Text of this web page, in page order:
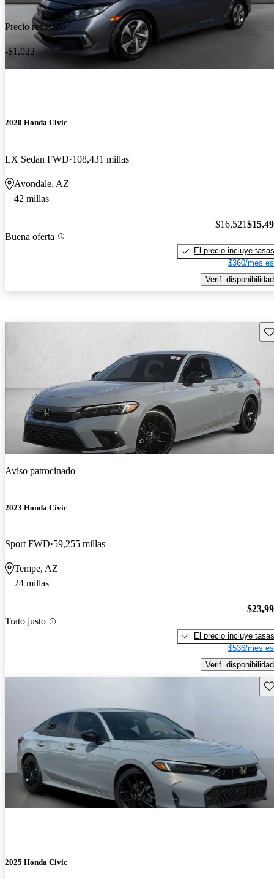
Precio reducido
-$1,022
2020 Honda Civic
LX Sedan FWD 108,431 millas
Avondale, AZ
42 millas
Buena oferta
$16,521
El precio incluye tasas
$360/mes
Verif. disponibilidad
Aviso patrocinado
2023 Honda Civic
Sport FWD 59,255 millas
Tempe, AZ
24 millas
Trato justo
El precio incluye tasas
$536/mes
Verif. disponibilidad
2025 Honda Civic